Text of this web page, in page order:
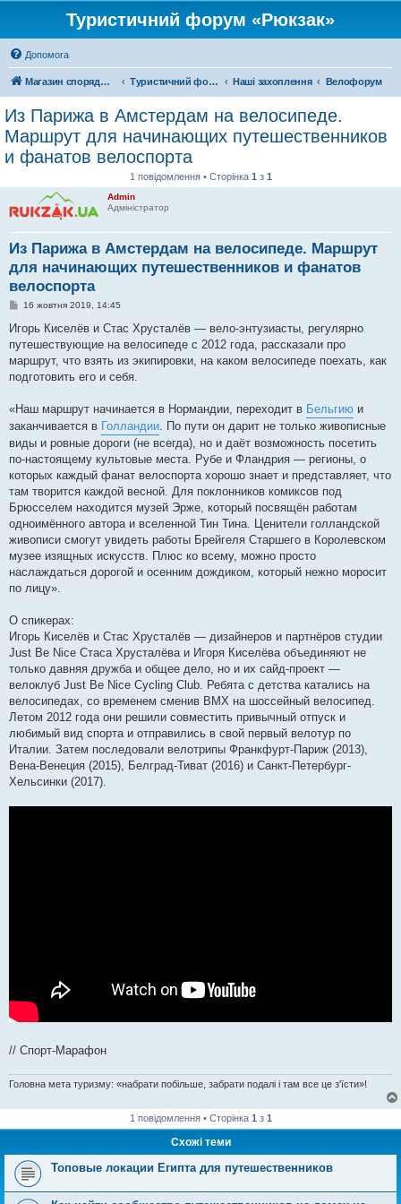
Туристичний форум «Рюкзак»
Допомога
Магазин спорядження Туристичний форум «Рюкзак» Наші захоплення Велофорум
Из Парижа в Амстердам на велосипеде.
Маршрут для начинающих путешественников
и фанатов велоспорта
1 повідомлення • Сторінка 1 з 1
Admin
Адміністратор
Из Парижа в Амстердам на велосипеде. Маршрут
для начинающих путешественников и фанатов
велоспорта
П
в
д
о
м
л
н
я
16 жовтня 2019, 14:45
Игорь Киселёв и Стас Хрусталёв — вело-энтузиасты, регулярно
путешествующие на велосипеде с 2012 года, рассказали про
маршрут, что взять из экипировки, на каком велосипеде поехать, как
подготовить его и себя.
«Наш маршрут начинается в Нормандии, переходит в Бельгию и
заканчивается в Голландии. По пути он дарит не только живописные
виды и ровные дороги (не всегда), но и даёт возможность посетить
по-настоящему культовые места. Рубе и Фландрия — регионы, о
которых каждый фанат велоспорта хорошо знает и представляет, что
там творится каждой весной. Для поклонников комиксов под
Брюсселем находится музей Эрже, который посвящён работам
одноимённого автора и вселенной Тин Тина. Ценители голландской
живописи смогут увидеть работы Брейгеля Старшего в Королевском
музее изящных искусств. Плюс ко всему, можно просто
наслаждаться дорогой и осенним дождиком, который нежно моросит
по лицу».
О спикерах:
Игорь Киселёв и Стас Хрусталёв — дизайнеров и партнёров студии
Just Be Nice Стаса Хрусталёва и Игоря Киселёва объединяют не
только давняя дружба и общее дело, но и их сайд-проект —
велоклуб Just Be Nice Cycling Club. Ребята с детства катались на
велосипедах, со временем сменив BMX на шоссейный велосипед.
Летом 2012 года они решили совместить привычный отпуск и
любимый вид спорта и отправились в свой первый велотур по
Италии. Затем последовали велотрипы Франкфурт-Париж (2013),
Вена-Венеция (2015), Белград-Тиват (2016) и Санкт-Петербург-
Хельсинки (2017).
// Спорт-Марафон
Головна мета туризму: «набрати побільше, забрати подалі і там все це з'їсти»!
1 повідомлення • Сторінка 1 з 1
Схожі теми
Топовые локации Египта для путешественников